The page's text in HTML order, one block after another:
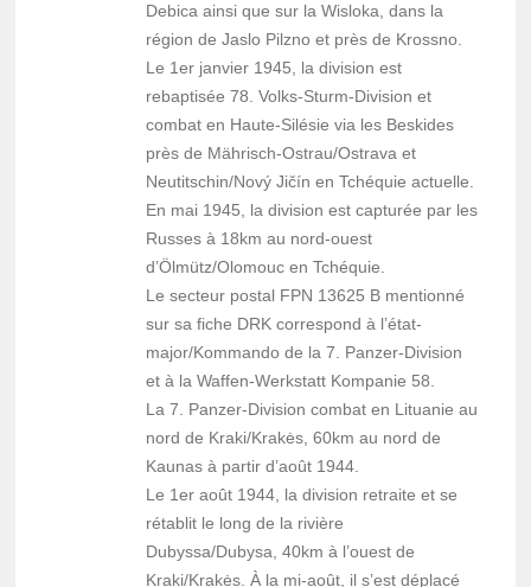
Debica ainsi que sur la Wisloka, dans la
région de Jaslo Pilzno et près de Krossno.
Le 1er janvier 1945, la division est
rebaptisée 78. Volks-Sturm-Division et
combat en Haute-Silésie via les Beskides
près de Mährisch-Ostrau/Ostrava et
Neutitschin/Nový Jičín en Tchéquie actuelle.
En mai 1945, la division est capturée par les
Russes à 18km au nord-ouest
d’Ölmütz/Olomouc en Tchéquie.
Le secteur postal FPN 13625 B mentionné
sur sa fiche DRK correspond à l’état-
major/Kommando de la 7. Panzer-Division
et à la Waffen-Werkstatt Kompanie 58.
La 7. Panzer-Division combat en Lituanie au
nord de Kraki/Krakės, 60km au nord de
Kaunas à partir d’août 1944.
Le 1er août 1944, la division retraite et se
rétablit le long de la rivière
Dubyssa/Dubysa, 40km à l’ouest de
Kraki/Krakės. À la mi-août, il s’est déplacé